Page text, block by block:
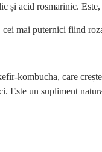
acid rosmarinic.
mai puternici fiind
kombucha, care
un supliment